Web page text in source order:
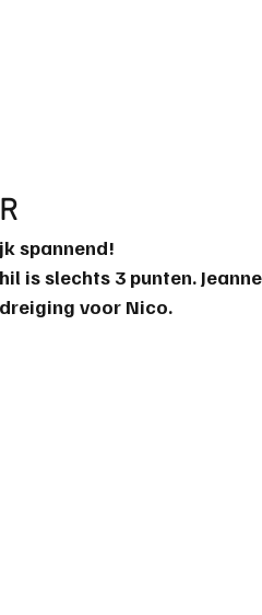
spannend!
is slechts 3 punten.
voor Nico.